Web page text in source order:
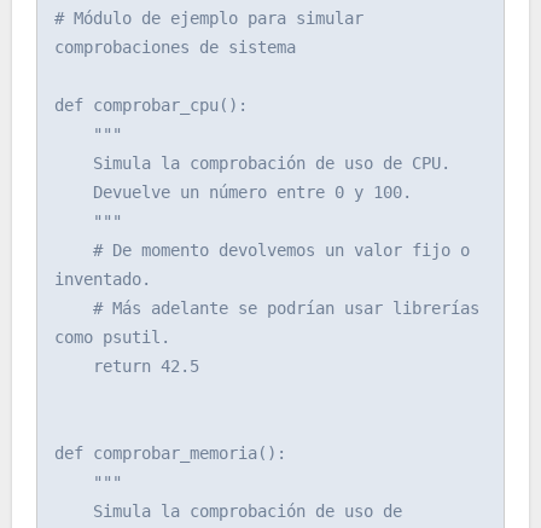
# Módulo de ejemplo para simular
comprobaciones de sistema
def comprobar_cpu():
inventado.
como psutil.
def comprobar_memoria():